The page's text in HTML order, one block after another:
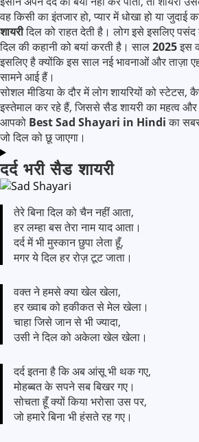
वह किसी का इंतजार हो, प्यार में धोखा हो या जुदाई
शायरीदिल को राहत देती है। लोग इसे इसलिए
दिल की कहानी को बयां करती है। साल2025इस
इसलिए है क्योंकि इस साल नई भावनाओं और ताज़ा
सामने आई हैं।
सोशल मीडिया के दौर में लोग शायरियों को
इस्तेमाल कर रहे हैं, जिससे सैड शायरी का महत्व
आपको Best Sad Shayari in Hindiका
जो दिल को छू जाएगा।
दर्द भरी सैड शायरी
तेरे बिना दिल को चैन नहीं आता,
हर लम्हा बस तेरा नाम याद आता।
दर्द में भी मुस्कान छुपा लेता हूँ,
मगर ये दिल हर रोज़ टूट जाता।
वक्त ने हमसे क्या खेल खेला,
हर ख्वाब को हकीकत से मेल खेला।
चाहा जिसे जान से भी ज्यादा,
उसी ने दिल को अकेला खेल खेला।
दर्द इतना है कि अब आंसू भी थक गए,
मोहब्बत के सपने सब बिखर गए।
सोचता हूँ क्यों किया भरोसा उस पर,
जो हमारे बिना भी हंसते रह गए।